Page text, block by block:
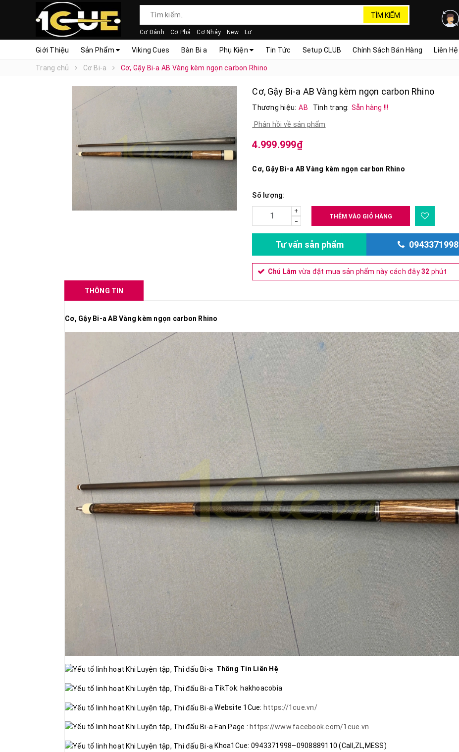
TÌM KIẾM
Cơ Đánh Cơ Phá Cơ Nhảy New Lơ
Giới Thiệu Sản Phẩm Viking Cues Bàn Bi a Phụ Kiện Tin Tức Setup CLUB Chính Sách Bán Hàng Liên Hệ
Trang chủ Cơ Bi-a Cơ, Gậy Bi-a AB Vàng kèm ngọn carbon Rhino
Cơ, Gậy Bi-a AB Vàng kèm ngọn carbon Rhino
Thương hiệu: AB Tình trạng: Sẵn hàng !!!
Phản hồi về sản phẩm
4.999.999₫
Cơ, Gậy Bi-a AB Vàng kèm ngọn carbon Rhino
Số lượng:
+
- THÊM VÀO GIỎ HÀNG
Tư vấn sản phẩm 0943371998
Chú Lâm vừa đặt mua sản phẩm này cách đây32 phút
THÔNG TIN
Cơ, Gậy Bi-a AB Vàng kèm ngọn carbon Rhino
Thông Tin Liên Hệ
TikTok: hakhoacobia
Website 1Cue: https://1cue.vn/
Fan Page : https://www.facebook.com/1cue.vn
Khoa1Cue: 0943371998–0908889110 (Call,ZL,MESS)